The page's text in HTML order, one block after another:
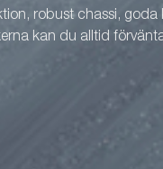
robust chassi,
kan du alltid